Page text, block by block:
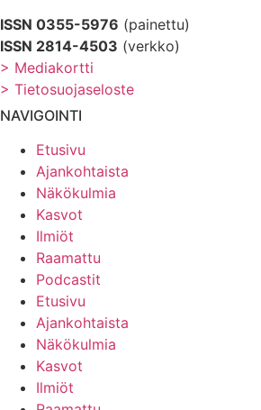
ISSN 0355-5976 (painettu)
ISSN 2814-4503 (verkko)
> Mediakortti
> Tietosuojaseloste
NAVIGOINTI
Etusivu
Ajankohtaista
Näkökulmia
Kasvot
Ilmiöt
Raamattu
Podcastit
Etusivu
Ajankohtaista
Näkökulmia
Kasvot
Ilmiöt